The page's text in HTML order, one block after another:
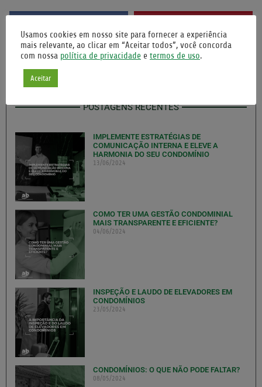
Twitter LinkedIn
POSTAGENS RECENTES
IMPLEMENTE ESTRATÉGIAS DE
COMUNICAÇÃO INTERNA E ELEVE A
HARMONIA DO SEU CONDOMÍNIO
13/06/2024
COMO TER UMA GESTÃO CONDOMINIAL
MAIS TRANSPARENTE E EFICIENTE?
04/06/2024
INSPEÇÃO E LAUDO DE ELEVADORES EM
CONDOMÍNIOS
23/05/2024
CONDOMÍNIOS: O QUE NÃO PODE FALTAR?
08/05/2024
Usamos cookies em nosso site para fornecer a experiência
mais relevante, ao clicar em “Aceitar todos”, você concorda
com nossa política de privacidade e termos de uso.
Aceitar